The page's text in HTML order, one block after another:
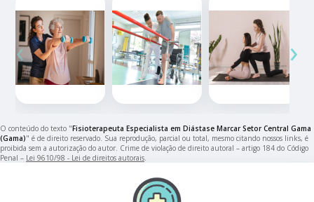
‹ ›
O conteúdo do texto "Fisioterapeuta Especialista em Diástase Marcar Setor Central Gama
(Gama)" é de direito reservado. Sua reprodução, parcial ou total, mesmo citando nossos links, é
proibida sem a autorização do autor. Crime de violação de direito autoral – artigo 184 do Código
Penal – Lei 9610/98 - Lei de direitos autorais.